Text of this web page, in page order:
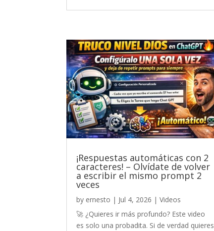
¡Respuestas automáticas con 2
caracteres! – Olvídate de volver
a escribir el mismo prompt 2
veces
by ernesto | Jul 4, 2026 |Videos
🚀 ¿Quieres ir más profundo? Este video
es solo una probadita. Si de verdad quieres